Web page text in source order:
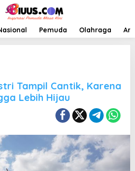
Pemuda Olahraga
Tampil Cantik, Karena
Lebih Hijau